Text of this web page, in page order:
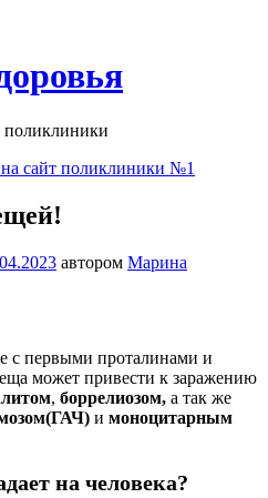
поликлиники
сайт поликлиники №1
автором Марина
с первыми проталинами и
может привести к заражению
, боррелиозом, а так же
и моноцитарным
на человека?